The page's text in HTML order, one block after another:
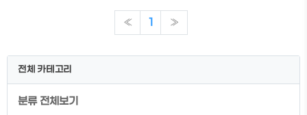
재발급 시 필요한 것들 임시 신분증이란?
신분증 재발급 방문 신청방법 신분증 재발
3.5cm x 4.5cm의 모자 등을 쓰지 않은 상
« 1 »
전체 카테고리
분류 전체보기